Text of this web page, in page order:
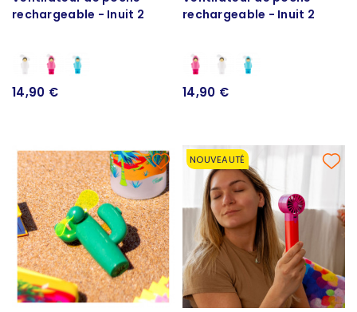
rechargeable - Inuit 2
14,90 €
rechargeable - Inuit 2
14,90 €
NOUVEAUTÉ